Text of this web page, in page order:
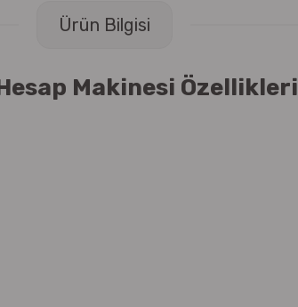
Ürün Bilgisi
Makinesi Özellikleri